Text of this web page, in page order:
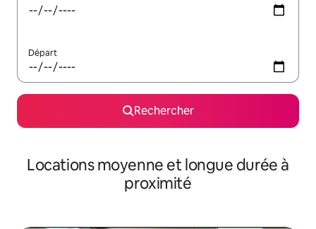
Départ
Rechercher
Locations moyenne et longue durée à
proximité